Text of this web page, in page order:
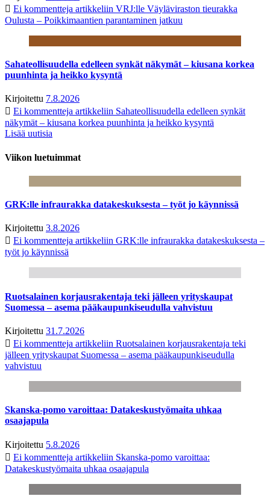
Ei kommentteja artikkeliin VRJ:lle Väyläviraston tieurakka
Oulusta – Poikkimaantien parantaminen jatkuu
Sahateollisuudella edelleen synkät näkymät – kiusana korkea
puunhinta ja heikko kysyntä
Kirjoitettu 7.8.2026
Ei kommentteja artikkeliin Sahateollisuudella edelleen synkät
näkymät – kiusana korkea puunhinta ja heikko kysyntä
Lisää uutisia
Viikon luetuimmat
GRK:lle infraurakka datakeskuksesta – työt jo käynnissä
Kirjoitettu 3.8.2026
Ei kommentteja artikkeliin GRK:lle infraurakka datakeskuksesta –
työt jo käynnissä
Ruotsalainen korjausrakentaja teki jälleen yrityskaupat
Suomessa – asema pääkaupunkiseudulla vahvistuu
Kirjoitettu 31.7.2026
Ei kommentteja artikkeliin Ruotsalainen korjausrakentaja teki
jälleen yrityskaupat Suomessa – asema pääkaupunkiseudulla
vahvistuu
Skanska-pomo varoittaa: Datakeskustyömaita uhkaa
osaajapula
Kirjoitettu 5.8.2026
Ei kommentteja artikkeliin Skanska-pomo varoittaa:
Datakeskustyömaita uhkaa osaajapula